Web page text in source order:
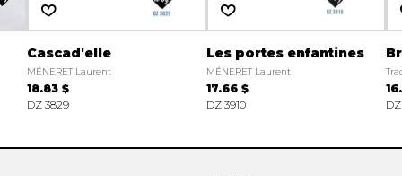
Cascad'elle
MÉNERET Laurent
18.83 $
DZ 3829
Les portes enfantines
MÉNERET Laurent
17.66 $
DZ 3910
DZ